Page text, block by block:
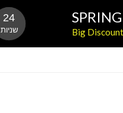
23
שניות